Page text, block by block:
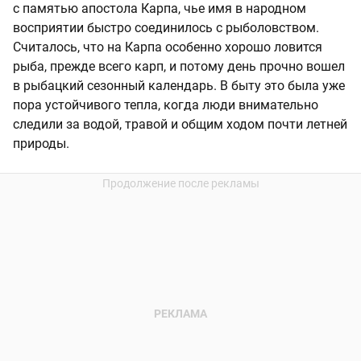
с памятью апостола Карпа, чье имя в народном
восприятии быстро соединилось с рыболовством.
Считалось, что на Карпа особенно хорошо ловится
рыба, прежде всего карп, и потому день прочно вошел
в рыбацкий сезонный календарь. В быту это была уже
пора устойчивого тепла, когда люди внимательно
следили за водой, травой и общим ходом почти летней
природы.